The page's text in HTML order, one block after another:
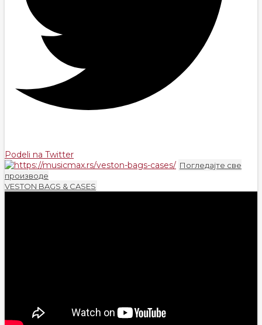
Podeli na Twitter
Погледајте све
производе
VESTON BAGS & CASES